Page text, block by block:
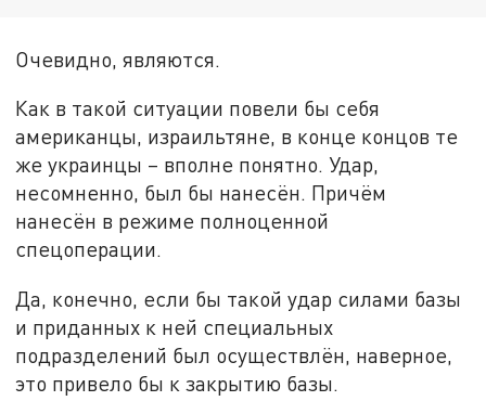
Очевидно, являются.
Как в такой ситуации повели бы себя
американцы, израильтяне, в конце концов те
же украинцы – вполне понятно. Удар,
несомненно, был бы нанесён. Причём
нанесён в режиме полноценной
спецоперации.
Да, конечно, если бы такой удар силами базы
и приданных к ней специальных
подразделений был осуществлён, наверное,
это привело бы к закрытию базы.